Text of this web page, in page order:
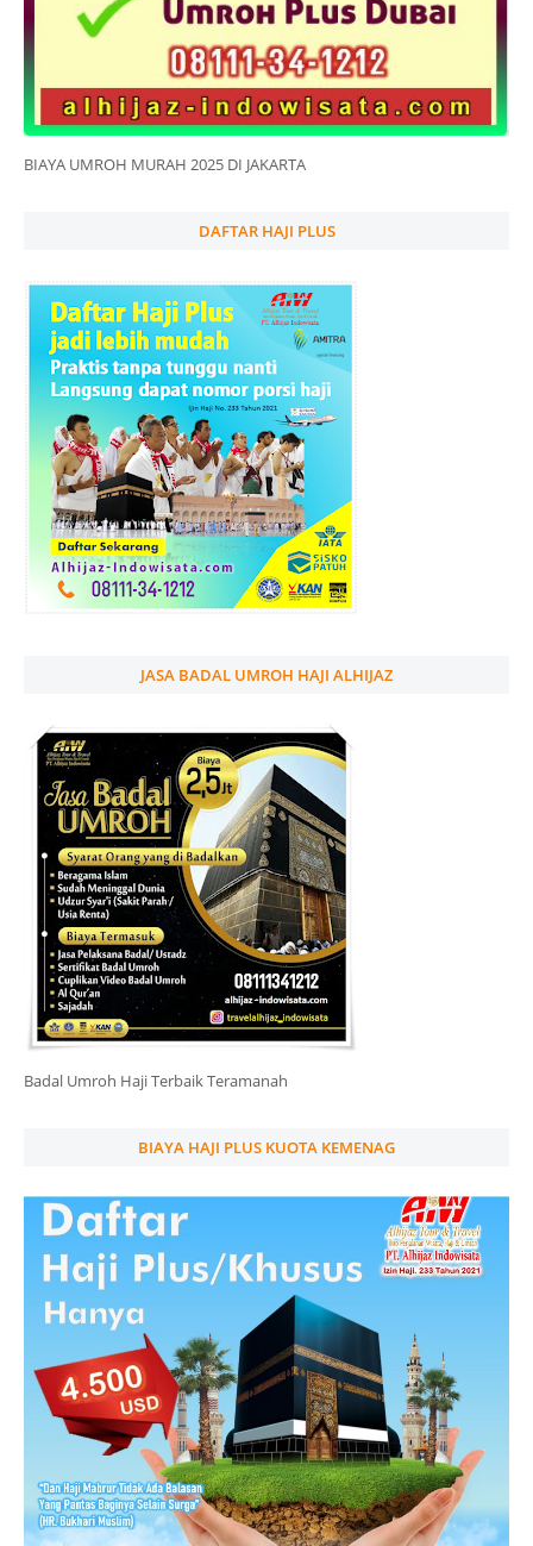
BIAYA UMROH MURAH 2025 DI JAKARTA
DAFTAR HAJI PLUS
JASA BADAL UMROH HAJI ALHIJAZ
Badal Umroh Haji Terbaik Teramanah
BIAYA HAJI PLUS KUOTA KEMENAG